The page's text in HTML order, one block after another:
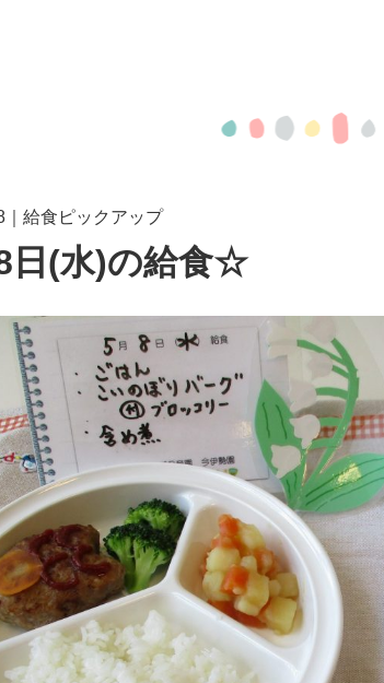
｜給食ピックアップ
日(水)の給食☆